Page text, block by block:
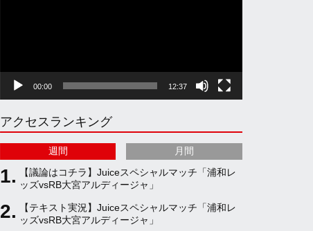
g
r
a
m
k b
e
C
h
00:00 12:37
アクセスランキング
週間 月間
【議論はコチラ】Juiceスペシャルマッチ「浦和レ
ッズvsRB大宮アルディージャ」
【テキスト実況】Juiceスペシャルマッチ「浦和レ
ッズvsRB大宮アルディージャ」